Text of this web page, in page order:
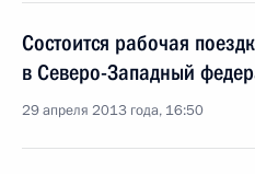
Состоится рабочая
в Северо-Западный
29 апреля 2013 года, 16:50